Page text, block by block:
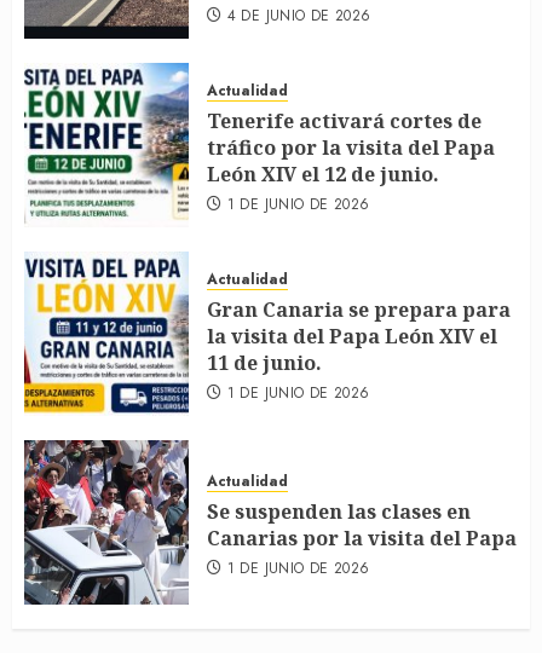
4 DE JUNIO DE 2026
Actualidad
Tenerife activará cortes de
tráfico por la visita del Papa
León XIV el 12 de junio.
1 DE JUNIO DE 2026
Actualidad
Gran Canaria se prepara para
la visita del Papa León XIV el
11 de junio.
1 DE JUNIO DE 2026
Actualidad
Se suspenden las clases en
Canarias por la visita del Papa
1 DE JUNIO DE 2026